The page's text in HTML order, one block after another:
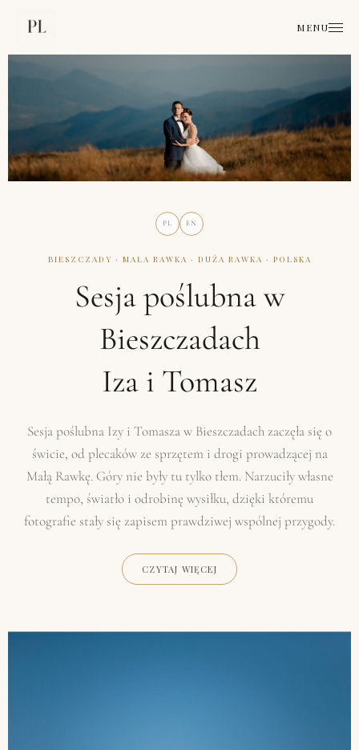
MENU
PL EN
BIESZCZADY · MAŁA RAWKA · DUŻA RAWKA · POLSKA
Sesja poślubna w
Bieszczadach
Iza i Tomasz
Sesja poślubna Izy i Tomasza w Bieszczadach zaczęła się o
świcie, od plecaków ze sprzętem i drogi prowadzącej na
Małą Rawkę. Góry nie były tu tylko tłem. Narzuciły własne
tempo, światło i odrobinę wysiłku, dzięki któremu
fotografie stały się zapisem prawdziwej wspólnej przygody.
CZYTAJ WIĘCEJ